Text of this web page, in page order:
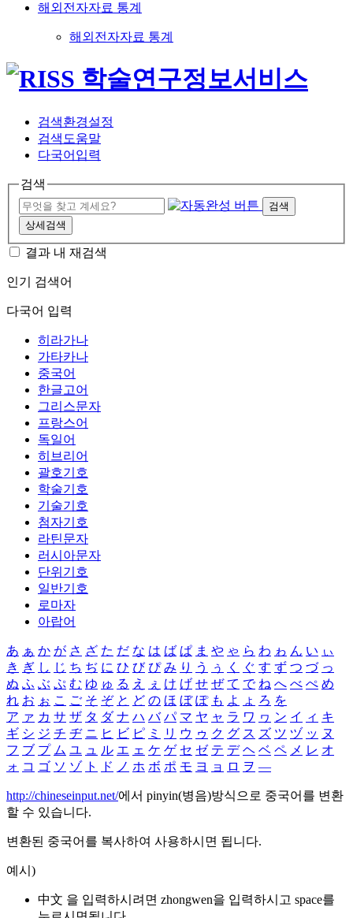
해외전자자료 통계
해외전자자료 통계
검색환경설정
검색도움말
다국어입력
검색
검색
상세검색
결과 내 재검색
인기 검색어
다국어 입력
히라가나
가타카나
중국어
한글고어
그리스문자
프랑스어
독일어
히브리어
괄호기호
학술기호
기술기호
첨자기호
라틴문자
러시아문자
단위기호
일반기호
로마자
아랍어
あ ぁ か が さ ざ た だ な は ば ぱ ま や ゃ ら わ ゎ ん い ぃ
き ぎ し じ ち ぢ に ひ び ぴ み り う ぅ く ぐ す ず つ づ っ
ぬ ふ ぶ ぷ む ゆ ゅ る え ぇ け げ せ ぜ て で ね へ べ ぺ め
れ お ぉ こ ご そ ぞ と ど の ほ ぼ ぽ も よ ょ ろ を
ア ァ カ サ ザ タ ダ ナ ハ バ パ マ ヤ ャ ラ ワ ヮ ン イ ィ キ
ギ シ ジ チ ヂ ニ ヒ ビ ピ ミ リ ウ ゥ ク グ ス ズ ツ ヅ ッ ヌ
フ ブ プ ム ユ ュ ル エ ェ ケ ゲ セ ゼ テ デ ヘ ベ ペ メ レ オ
ォ コ ゴ ソ ゾ ト ド ノ ホ ボ ポ モ ヨ ョ ロ ヲ ―
http://chineseinput.net/에서 pinyin(병음)방식으로 중국어를 변환
할 수 있습니다.
변환된 중국어를 복사하여 사용하시면 됩니다.
예시)
中文 을 입력하시려면 zhongwen을 입력하시고 space를